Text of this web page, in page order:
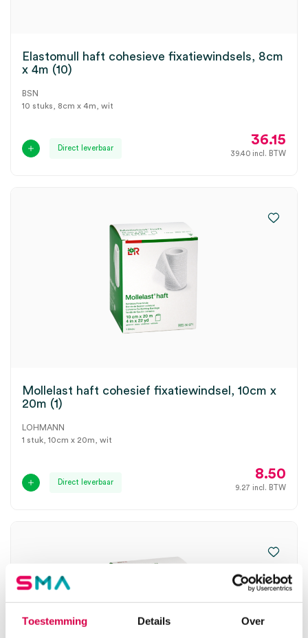
Toestemming Details Over
Elastomull haft cohesieve fixatiewindsels, 8cm
x 4m (10)
BSN
10 stuks, 8cm x 4m, wit
Direct leverbaar
36.15
39.40 incl. BTW
Mollelast haft cohesief fixatiewindsel, 10cm x
20m (1)
LOHMANN
1 stuk, 10cm x 20m, wit
Direct leverbaar
8.50
9.27 incl. BTW